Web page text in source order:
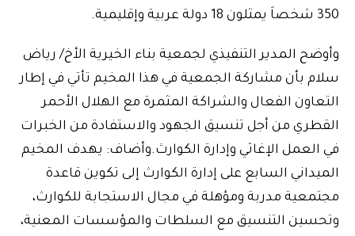
350 شخصاَ يمثلون 18 دولة عربية وإقليمية.
وأوضح المدير التنفيذي لجمعية بناء الخيرية الأخ/ رياض
سلام بأن مشاركة الجمعية في هذا المخيم تأتي في إطار
التعاون الفعال والشراكة المثمرة مع الهلال الأحمر
القطري من أجل تنسيق الجهود والاستفادة من الخبرات
في العمل الإغاثي وإدارة الكوارث.وأضاف: يهدف المخيم
الميداني السابع على إدارة الكوارث إلى تكوين قاعدة
مجتمعية مدربة ومؤهلة في مجال الاستجابة للكوارث،
وتحسين التنسيق مع السلطات والمؤسسات المعنية،